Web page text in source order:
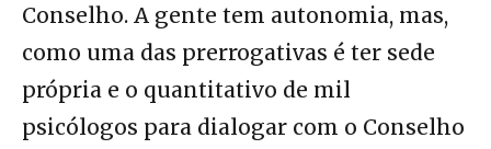
Conselho. A gente tem autonomia, mas,
como uma das prerrogativas é ter sede
própria e o quantitativo de mil
psicólogos para dialogar com o Conselho